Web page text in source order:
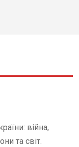
війна,
та світ.